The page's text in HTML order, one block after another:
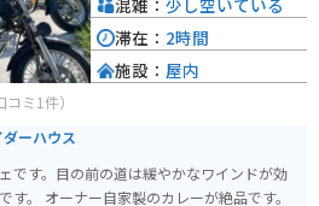
コミ1件）
ーハウス
です。目の前の道は緩やかなワインドが効
す。 オーナー自家製のカレーが絶品です。
滞在： 2時間
施設： 屋内